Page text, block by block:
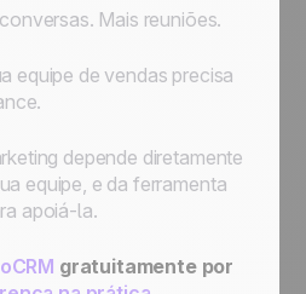
Mais reuniões.
equipe de vendas precisa
depende diretamente
equipe, e da ferramenta
apoiá-la.
gratuitamente por